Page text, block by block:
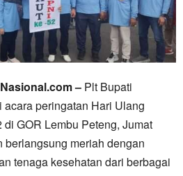
– Plt Bupati
peringatan Hari Ulang
GOR Lembu Peteng, Jumat
berlangsung meriah dengan
tenaga kesehatan dari berbagai